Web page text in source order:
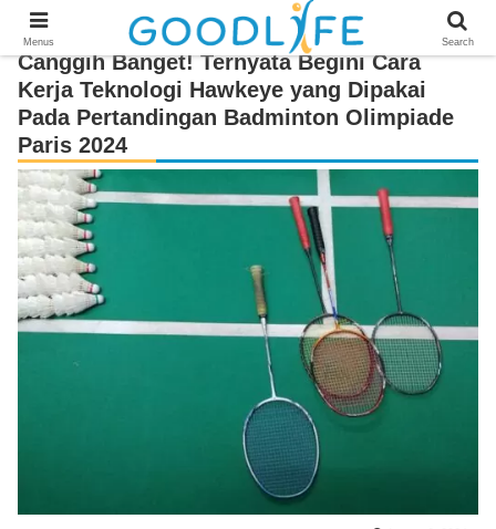
Canggih Banget! Ternyata Begini Cara
Kerja Teknologi Hawkeye yang Dipakai
Pada Pertandingan Badminton Olimpiade
Paris 2024
Menus Search